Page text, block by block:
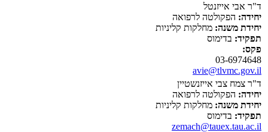
ד"ר אבי אייזנטל
יחידה: הפקולטה לרפואה
יחידת משנה: מחלקות קליניות
תפקיד: בדימוס
פקס:
03-6974648
avie@tlvmc.gov.il
ד"ר צמח צבי אייזנשטיין
יחידה: הפקולטה לרפואה
יחידת משנה: מחלקות קליניות
תפקיד: בדימוס
zemach@tauex.tau.ac.il